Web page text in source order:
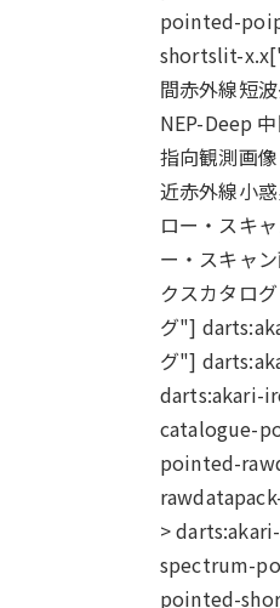
pointed-
shortslit-
間赤外線短
NEP-Deep
指向観測画
近赤外線小
ロー・スキ
ー・スキャ
クスカタロ
グ"]
グ"]
darts:akari-
catalogue-
pointed-
>
spectrum-
pointed-